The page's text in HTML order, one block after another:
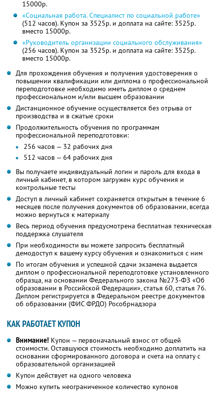
15000р.
«Социальная работа. Специалист по социальной работе»
(512 часов). Купон за 3525р. и доплата на сайте: 3525р.
вместо 15000р.
«Руководитель организации социального обслуживания»
(256 часов). Купон за 3525р. и доплата на сайте: 3525р.
вместо 15000р.
Для прохождения обучения и получения удостоверения о
повышении квалификации или диплома о профессиональной
переподготовке необходимо иметь диплом о среднем
профессиональном и/или высшем образовании
Дистанционное обучение осуществляется без отрыва от
производства и в сжатые сроки
Продолжительность обучения по программам
профессиональной переподготовки:
256 часов — 32 рабочих дня
512 часов — 64 рабочих дня
Вы получаете индивидуальный логин и пароль для входа в
личный кабинет, в котором загружен курс обучения и
контрольные тесты
Доступ в личный кабинет сохраняется открытым в течение 6
месяцев после получения документов об образовании, всегда
можно вернуться к материалу
Весь период обучения предусмотрена бесплатная техническая
поддержка слушателя
При необходимости вы можете запросить бесплатный
демодоступ к вашему курсу обучения и ознакомиться с ним
По итогам обучения и успешной сдачи экзамена выдается
диплом о профессиональной переподготовке установленного
образца, на основании Федерального закона №273-ФЗ «Об
образовании в Российской Федерации», статья 60, статья 76.
Диплом регистрируется в Федеральном реестре документов
об образовании (ФИС ФРДО) Рособрнадзора
КАК РАБОТАЕТ КУПОН
Внимание! Купон — первоначальный взнос от общей
стоимости. Оставшуюся стоимость необходимо доплатить на
основании сформированного договора и счета на оплату с
образовательной организацией
Купон действует на одного человека
Можно купить неограниченное количество купонов